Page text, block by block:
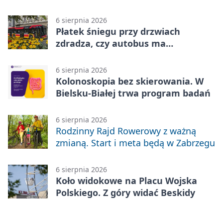
6 sierpnia 2026
Płatek śniegu przy drzwiach
zdradza, czy autobus ma
6 sierpnia 2026
Kolonoskopia bez skierowania. W
Bielsku-Białej trwa program badań
6 sierpnia 2026
Rodzinny Rajd Rowerowy z ważną
zmianą. Start i meta będą w Zabrzegu
6 sierpnia 2026
Koło widokowe na Placu Wojska
Polskiego. Z góry widać Beskidy